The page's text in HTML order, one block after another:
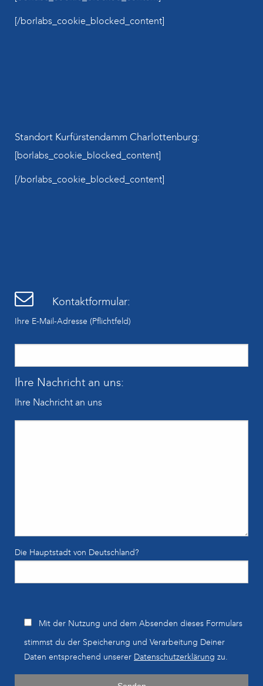
[/borlabs_cookie_blocked_content]
Standort Kurfürstendamm Charlottenburg:
[borlabs_cookie_blocked_content]
[/borlabs_cookie_blocked_content]
Kontaktformular:
Ihre E-Mail-Adresse (Pflichtfeld)
Ihre Nachricht an uns:
Ihre Nachricht an uns
Die Hauptstadt von Deutschland?
Mit der Nutzung und dem Absenden dieses Formulars
stimmst du der Speicherung und Verarbeitung Deiner
Daten entsprechend unserer Datenschutzerklärung zu.